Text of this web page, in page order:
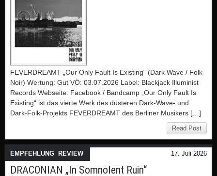
FEVERDREAMT „Our Only Fault Is Existing“ (Dark Wave / Folk
Noir) Wertung: Gut VÖ: 03.07.2026 Label: Blackjack Illuminist
Records Webseite: Facebook / Bandcamp „Our Only Fault Is
Existing“ ist das vierte Werk des düsteren Dark-Wave- und
Dark-Folk-Projekts FEVERDREAMT des Berliner Musikers […]
Read Post
17. Juli 2026
EMPFEHLUNG REVIEW
DRACONIAN „In Somnolent Ruin“